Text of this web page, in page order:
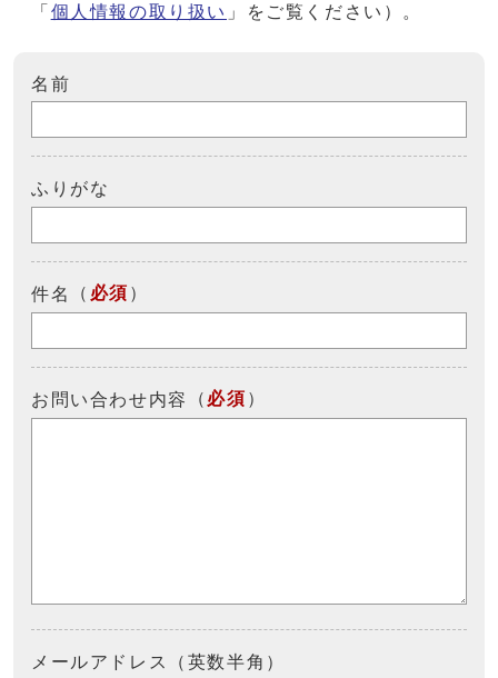
「 個人情報の取り扱い 」をご覧ください）。
名前
ふりがな
件名 （ 必須 ）
お問い合わせ内容 （ 必須 ）
メールアドレス（英数半角）